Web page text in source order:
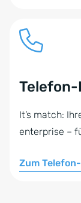
Telefon-
It’s match:
enterprise –
Zum